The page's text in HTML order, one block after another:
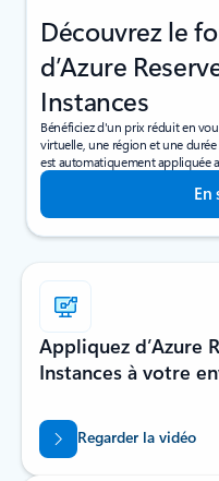
Découvrez le
d’Azure
Instances
Bénéficiez d'un prix réduit en
virtuelle, une région et une
est automatiquement appliquée
En
Appliquez d’Azure
Instances à votre
Regarder la vidéo